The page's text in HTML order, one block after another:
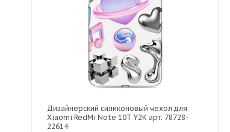
Дизайнерский силиконовый чехол для
Xiaomi RedMi Note 10T Y2K арт: 78728-
22614